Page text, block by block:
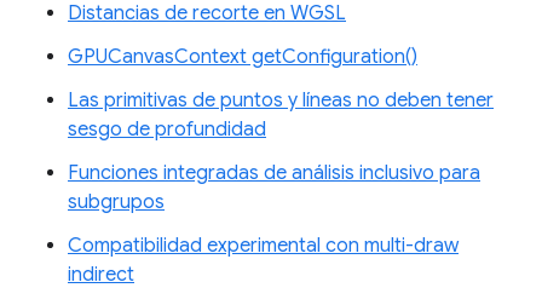
Distancias de recorte en WGSL
GPUCanvasContext getConfiguration()
Las primitivas de puntos y líneas no deben tener
sesgo de profundidad
Funciones integradas de análisis inclusivo para
subgrupos
Compatibilidad experimental con multi-draw
indirect